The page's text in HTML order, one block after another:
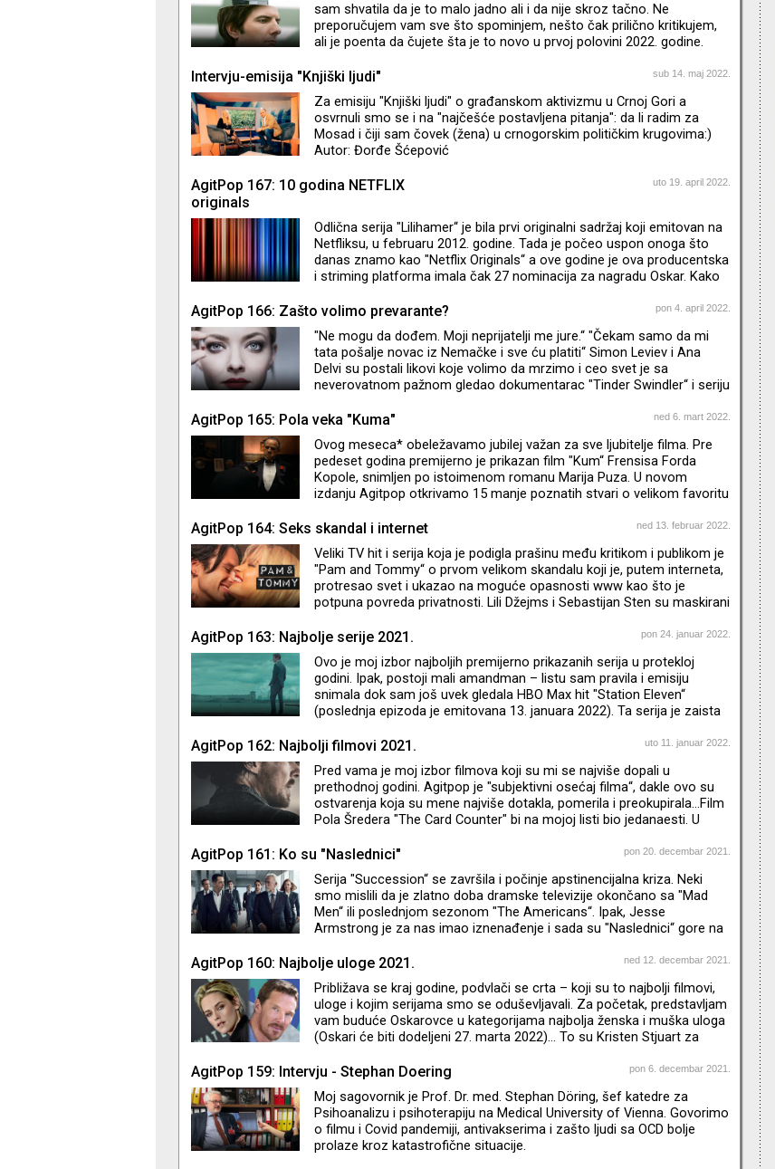
sam shvatila da je to malo jadno ali i da nije skroz tačno. Ne
preporučujem vam sve što spominjem, nešto čak prilično kritikujem,
ali je poenta da čujete šta je to novo u prvoj polovini 2022. godine.
mi je provrio od novotarija na svim mogućim platformama, ali zbog
epizode. Ali hajde da ne kukam nego da krenemo – pritisnite play.
(Emisija
Intervju-emisija "Knjiški ljudi" sub 14. maj 2022.
Za emisiju "Knjiški ljudi" o građanskom aktivizmu u Crnoj Gori a
osvrnuli smo se i na "najčešće postavljena pitanja": da li radim za
Mosad i čiji sam čovek (žena) u crnogorskim političkim krugovima:)
Autor: Đorđe Šćepović
AgitPop 167: 10 godina NETFLIX
originals
uto 19. april 2022.
Odlična serija "Lilihamer“ je bila prvi originalni sadržaj koji emitovan na
Netfliksu, u februaru 2012. godine. Tada je počeo uspon onoga što
danas znamo kao "Netflix Originals“ a ove godine je ova producentska
i striming platforma imala čak 27 nominacija za nagradu Oskar. Kako
sezone serija u kratkoj ali bogatoj istoriji?
AgitPop 166: Zašto volimo prevarante? pon 4. april 2022.
"Ne mogu da dođem. Moji neprijatelji me jure.“ "Čekam samo da mi
tata pošalje novac iz Nemačke i sve ću platiti“ Simon Leviev i Ana
Delvi su postali likovi koje volimo da mrzimo i ceo svet je sa
neverovatnom pažnom gledao dokumentarac "Tinder Swindler“ i seriju
ljudi slični nama, koji su za sebe želeli nešto više i živeći izmišljeni
Adam i Rebecca Neumann kao i Elisabeth Holmes. Oni su krem sv
AgitPop 165: Pola veka "Kuma" ned 6. mart 2022.
Ovog meseca* obeležavamo jubilej važan za sve ljubitelje filma. Pre
pedeset godina premijerno je prikazan film "Kum“ Frensisa Forda
Kopole, snimljen po istoimenom romanu Marija Puza. U novom
izdanju Agitpop otkrivamo 15 manje poznatih stvari o velikom favoritu
AgitPop 164: Seks skandal i internet ned 13. februar 2022.
Veliki TV hit i serija koja je podigla prašinu među kritikom i publikom je
"Pam and Tommy“ o prvom velikom skandalu koji je, putem interneta,
protresao svet i ukazao na moguće opasnosti www kao što je
potpuna povreda privatnosti. Lili Džejms i Sebastijan Sten su maskirani
dokumentarac. Reditelj je Kreg Gilespi koga znamo po filmovima "I,
AgitPop 163: Najbolje serije 2021. pon 24. januar 2022.
Ovo je moj izbor najboljih premijerno prikazanih serija u protekloj
godini. Ipak, postoji mali amandman – listu sam pravila i emisiju
snimala dok sam još uvek gledala HBO Max hit "Station Eleven“
(poslednja epizoda je emitovana 13. januara 2022). Ta serija je zaista
na trećem mestu godišnje liste. Ovaj postapokaliptični emotivni
znaju kao reditelja "This is America“ Childish Gambino ali i po filmu "G
AgitPop 162: Najbolji filmovi 2021. uto 11. januar 2022.
Pred vama je moj izbor filmova koji su mi se najviše dopali u
prethodnoj godini. Agitpop je "subjektivni osećaj filma“, dakle ovo su
ostvarenja koja su mene najviše dotakla, pomerila i preokupirala…Film
Pola Šredera "The Card Counter" bi na mojoj listi bio jedanaesti. U
AgitPop 161: Ko su "Naslednici" pon 20. decembar 2021.
Serija "Succession“ se završila i počinje apstinencijalna kriza. Neki
smo mislili da je zlatno doba dramske televizije okončano sa "Mad
Men“ ili poslednjom sezonom "The Americans“. Ipak, Jesse
Armstrong je za nas imao iznenađenje i sada su "Naslednici“ gore na
ponovo čujemo dragi zvuk uvodne špice, malo vam skraćujem muke:
godine. Ko su Logan, Kendal, Šiv, Konor, Roman, Džeri, zet Tom i rođak
Greg? "It’s no
AgitPop 160: Najbolje uloge 2021. ned 12. decembar 2021.
Približava se kraj godine, podvlači se crta – koji su to najbolji filmovi,
uloge i kojim serijama smo se oduševljavali. Za početak, predstavljam
vam buduće Oskarovce u kategorijama najbolja ženska i muška uloga
(Oskari će biti dodeljeni 27. marta 2022)… To su Kristen Stjuart za
Burbanka u filmu "The Power of the Dog“. Zašto sam toliko ubeđena
AgitPop 159: Intervju - Stephan Doering pon 6. decembar 2021.
Moj sagovornik je Prof. Dr. med. Stephan Döring, šef katedre za
Psihoanalizu i psihoterapiju na Medical University of Vienna. Govorimo
o filmu i Covid pandemiji, antivakserima i zašto ljudi sa OCD bolje
prolaze kroz katastrofične situacije.